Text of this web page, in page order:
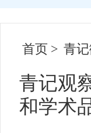
首页 > 青
青记观
和学术